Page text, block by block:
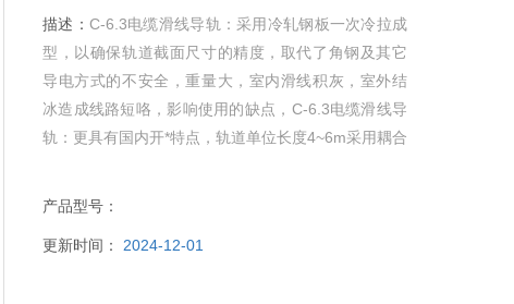
描述： C-6.3电缆滑线导轨：采用冷轧钢板一次冷拉成
型，以确保轨道截面尺寸的精度，取代了角钢及其它
导电方式的不安全，重量大，室内滑线积灰，室外结
冰造成线路短咯，影响使用的缺点，C-6.3电缆滑线导
轨：更具有国内开*特点，轨道单位长度4~6m采用耦合
产品型号：
更新时间： 2024-12-01